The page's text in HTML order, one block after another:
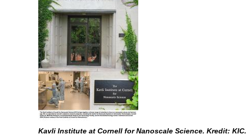
Kavli Institute at Cornell for Nanoscale Science. Kredit: KIC.